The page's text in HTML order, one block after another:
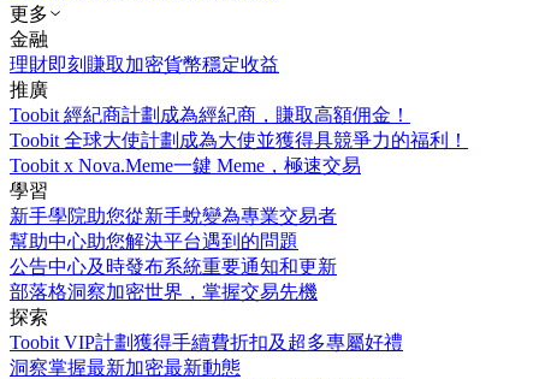
更多
金融
理財即刻賺取加密貨幣穩定收益
推廣
Toobit 經紀商計劃 成為經紀商，賺取高額佣金！
Toobit 全球大使計劃 成為大使並獲得具競爭力的福利！
Toobit x Nova.Meme一鍵 Meme，極速交易
學習
新手學院助您從新手蛻變為專業交易者
幫助中心助您解決平台遇到的問題
公告中心及時發布系統重要通知和更新
部落格洞察加密世界，掌握交易先機
探索
Toobit VIP計劃獲得手續費折扣及超多專屬好禮
洞察掌握最新加密最新動態